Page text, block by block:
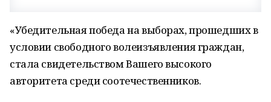
«Убедительная победа на выборах, прошедших в
условии свободного волеизъявления граждан,
стала свидетельством Вашего высокого
авторитета среди соотечественников.